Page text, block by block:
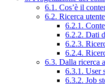
6.1. Cos’è il
6.2. Ricerca
6.2.1.
6.2.2. Dati
6.2.3.
6.2.4.
6.3. Dalla ricerca
6.3.1. User
6.3.2. Job